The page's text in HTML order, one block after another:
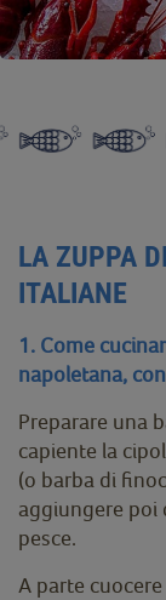
LA ZUPPA
ITALIANE
1. Come
napoletana,
Preparare una
capiente la
(o barba di
aggiungere poi
pesce.
A parte